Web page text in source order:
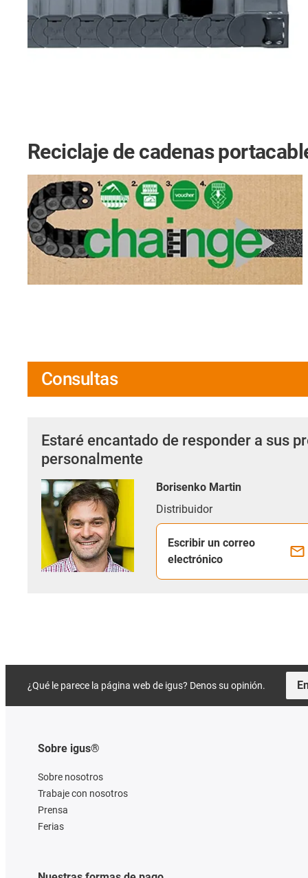
Reciclaje de cadenas
Consultas
Estaré encantado de responder a sus
personalmente
Borisenko Martin
Distribuidor
Escribir un correo
electrónico
¿Qué le parece la página web de igus? Denos su opinión.
Sobre igus®
Sobre nosotros
Trabaje con nosotros
Prensa
Ferias